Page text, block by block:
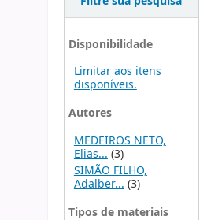
Disponibilidade
Limitar aos itens
disponíveis.
Autores
MEDEIROS NETO,
Elias... (3)
SIMÃO FILHO,
Adalber...(3)
Tipos de materiais